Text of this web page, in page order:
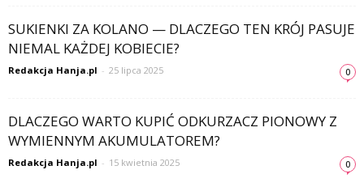
SUKIENKI ZA KOLANO — DLACZEGO TEN KRÓJ PASUJE
NIEMAL KAŻDEJ KOBIECIE?
Redakcja Hanja.pl - 25 lipca 2025 0
DLACZEGO WARTO KUPIĆ ODKURZACZ PIONOWY Z
WYMIENNYM AKUMULATOREM?
Redakcja Hanja.pl - 15 kwietnia 2025 0